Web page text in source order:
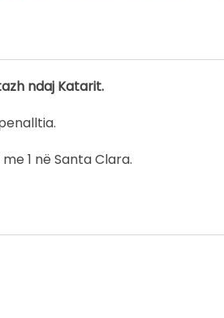
ndaj Katarit.
1 në Santa Clara.